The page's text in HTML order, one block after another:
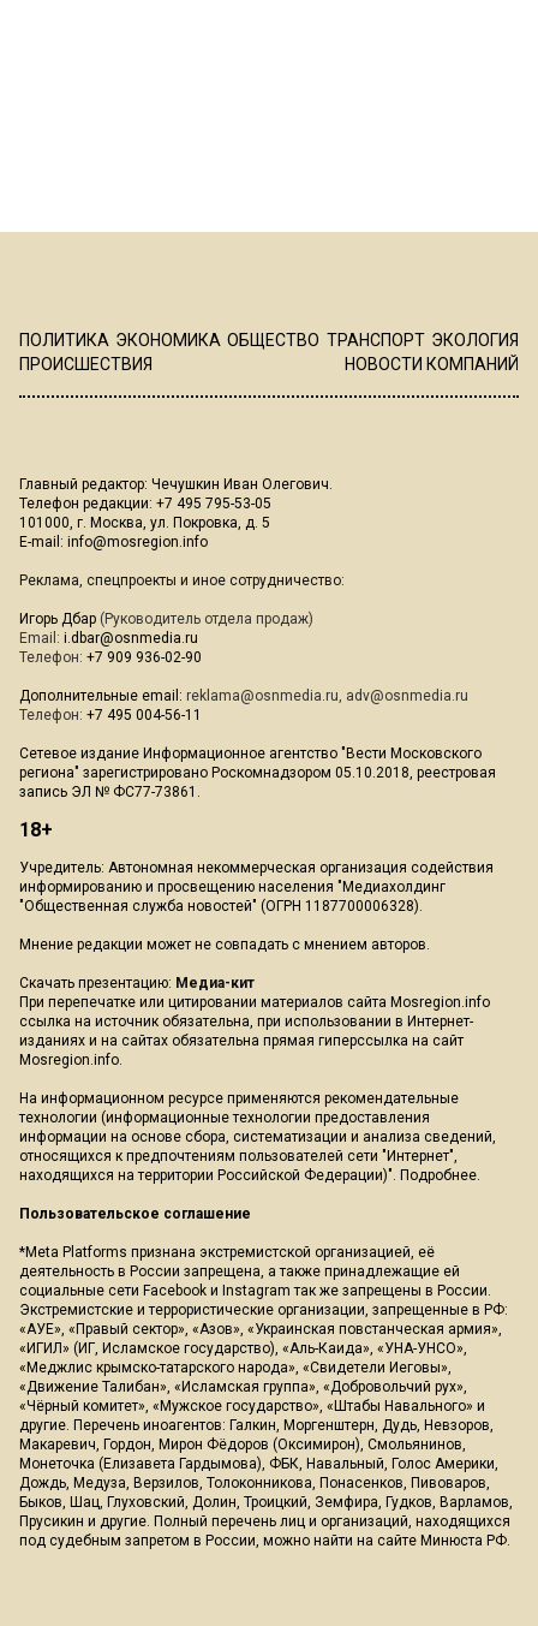
ПОЛИТИКА ЭКОНОМИКА ОБЩЕСТВО ТРАНСПОРТ ЭКОЛОГИЯ
ПРОИСШЕСТВИЯ
НОВОСТИ КОМПАНИЙ
Главный редактор: Чечушкин Иван Олегович.
Телефон редакции: +7 495 795-53-05
101000, г. Москва, ул. Покровка, д. 5
E-mail: info@mosregion.info
Реклама, спецпроекты и иное сотрудничество:
Игорь Дбар (Руководитель отдела продаж)
Email: i.dbar@osnmedia.ru
Телефон: +7 909 936-02-90
Дополнительные email: reklama@osnmedia.ru, adv@osnmedia.ru
Телефон: +7 495 004-56-11
Сетевое издание Информационное агентство "Вести Московского
региона" зарегистрировано Роскомнадзором 05.10.2018, реестровая
запись ЭЛ № ФС77-73861.
18+
Учредитель: Автономная некоммерческая организация содействия
информированию и просвещению населения "Медиахолдинг
"Общественная служба новостей" (ОГРН 1187700006328).
Мнение редакции может не совпадать с мнением авторов.
Скачать презентацию: Медиа-кит
При перепечатке или цитировании материалов сайта Mosregion.info
ссылка на источник обязательна, при использовании в Интернет-
изданиях и на сайтах обязательна прямая гиперссылка на сайт
Mosregion.info.
На информационном ресурсе применяются рекомендательные
технологии (информационные технологии предоставления
информации на основе сбора, систематизации и анализа сведений,
относящихся к предпочтениям пользователей сети "Интернет",
находящихся на территории Российской Федерации)". Подробнее.
Пользовательское соглашение
*Meta Platforms признана экстремистской организацией, её
деятельность в России запрещена, а также принадлежащие ей
социальные сети Facebook и Instagram так же запрещены в России.
Экстремистские и террористические организации, запрещенные в РФ:
«АУЕ», «Правый сектор», «Азов», «Украинская повстанческая армия»,
«ИГИЛ» (ИГ, Исламское государство), «Аль-Каида», «УНА-УНСО»,
«Меджлис крымско-татарского народа», «Свидетели Иеговы»,
«Движение Талибан», «Исламская группа», «Добровольчий рух»,
«Чёрный комитет», «Мужское государство», «Штабы Навального» и
другие. Перечень иноагентов: Галкин, Моргенштерн, Дудь, Невзоров,
Макаревич, Гордон, Мирон Фёдоров (Оксимирон), Смольянинов,
Монеточка (Елизавета Гардымова), ФБК, Навальный, Голос Америки,
Дождь, Медуза, Верзилов, Толоконникова, Понасенков, Пивоваров,
Быков, Шац, Глуховский, Долин, Троицкий, Земфира, Гудков, Варламов,
Прусикин и другие. Полный перечень лиц и организаций, находящихся
под судебным запретом в России, можно найти на сайте Минюста РФ.